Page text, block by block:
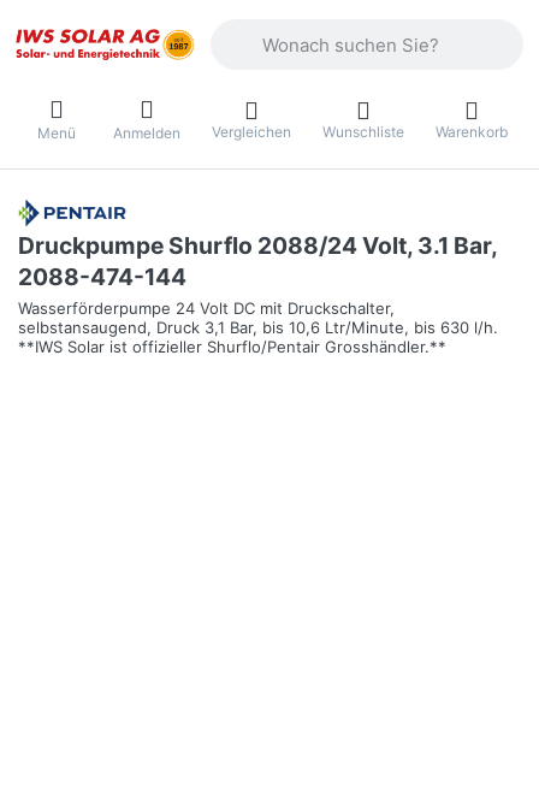
Menü Anmelden Vergleichen Wunschliste Warenkorb
Druckpumpe Shurflo 2088/24 Volt, 3.1 Bar,
2088-474-144
Wasserförderpumpe 24 Volt DC mit Druckschalter,
selbstansaugend, Druck 3,1 Bar, bis 10,6 Ltr/Minute, bis 630 l/h.
**IWS Solar ist offizieller Shurflo/Pentair Grosshändler.**